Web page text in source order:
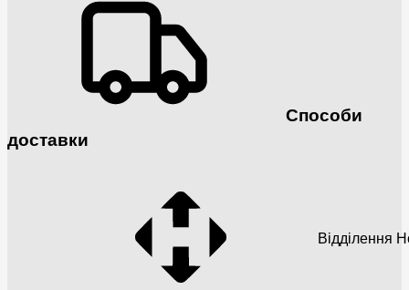
Способи
доставки
Відділення